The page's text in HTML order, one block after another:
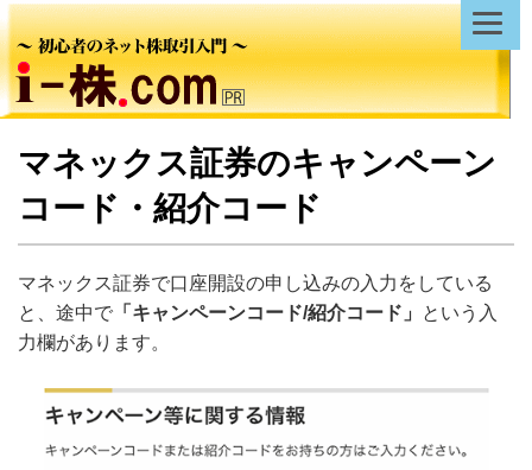
マネックス証券のキャンペーン
コード・紹介コード
マネックス証券で口座開設の申し込みの入力をしている
と、途中で 「キャンペーンコード/紹介コード」
という入
力欄があります。